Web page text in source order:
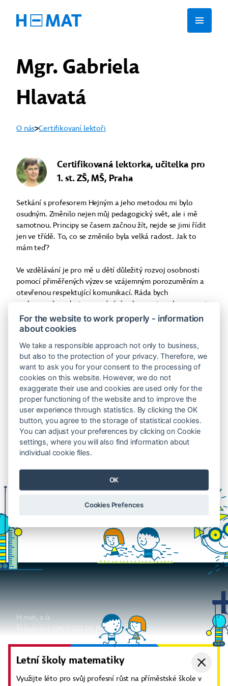
Mgr. Gabriela
Hlavatá
O nás Certifikovaní lektoři
Certifikovaná lektorka, učitelka pro
1. st. ZŠ, MŠ, Praha
Setkání s profesorem Hejným a jeho metodou mi bylo
osudným. Změnilo nejen můj pedagogický svět, ale i mě
samotnou. Principy se časem začnou žít, nejde se jimi řídit
jen ve třídě. To, co se změnilo byla velká radost. Jak to
mám teď?
Ve vzdělávání je pro mě u dětí důležitý rozvoj osobnosti
pomocí přiměřených výzev se vzájemným porozuměním a
otevřenou respektující komunikací. Ráda bych
podporovala radost z poznávání, schopnost spolupracovat
s ostatními, učila je k toleranci k odlišnostem a smysluplné
práci se zpětnou vazbu. Ráda vezmu svou výuku mimo třídu
podobné. Baví mě propojovat informace a objevovat
nové.
Certifikovaní lektoři
H-mat, z.ú.
Štěpánská 539/9 120 00 Praha 2, Česko
Odebírat newsletter
Letní školy matematiky
Využijte léto pro svůj profesní růst na příměstské škole v
For the website to work properly - information
about cookies
We take a responsible approach not only to business,
but also to the protection of your privacy. Therefore, we
want to ask you for your consent to the processing of
cookies on this website. However, we do not
exaggerate their use and cookies are used only for the
proper functioning of the website and to improve the
user experience through statistics. By clicking the OK
button, you agree to the storage of statistical cookies.
You can adjust your preferences by clicking on Cookie
settings, where you will also find information about
individual cookie files.
OK
Cookies Prefences